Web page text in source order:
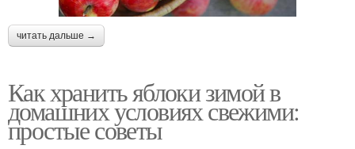
читать дальше →
Как хранить яблоки зимой в
домашних условиях свежими:
простые советы